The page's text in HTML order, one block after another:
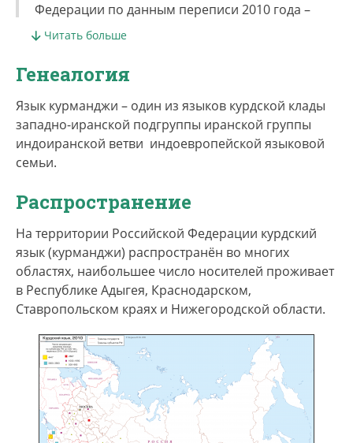
Федерации по данным переписи 2010 года –
63818 чел., из них около 56 тыс. владеют
переселились в XIX–XX вв. из Закавказья. На
постсоветской территории традиционные
центры проживания – Грузия, Азербаджан,
Туркменистан.
ezid. ezdikî (у курдов-езидов).
Читать больше
Генеалогия
Язык курманджи – один из языков курдской клады
западно-иранской подгруппы иранской группы
индоиранской ветви индоевропейской языковой
семьи.
Распространение
На территории Российской Федерации курдский
язык (курманджи) распространён во многих
областях, наибольшее число носителей проживает
в Республике Адыгея, Краснодарском,
Ставропольском краях и Нижегородской области.